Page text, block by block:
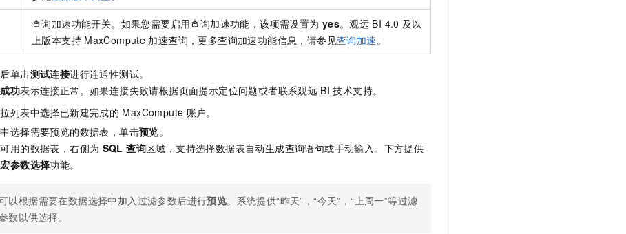
查询加速功能开关。如果您需要启用查询加速功能，该项需设置为 yes。观远 BI 4.0 及以
上版本支持 MaxCompute 加速查询，更多查询加速功能信息，请参见查询加速 。
单击测试连接进行连通性测试。
功表示连接正常。如果连接失败请根据页面提示定位问题或者联系观远 BI 技术支持。
列表中选择已新建完成的 MaxCompute 账户。
中选择需要预览的数据表，单击预览。
用的数据表，右侧为 SQL 查询区域，支持选择数据表自动生成查询语句或手动输入。下方提供
参数选择功能。
以根据需要在数据选择中加入过滤参数后进行预览。系统提供“昨天”，“今天”，“上周一”等过滤
数以供选择。